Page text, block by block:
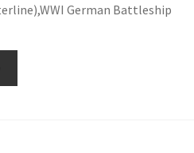
German Battleship